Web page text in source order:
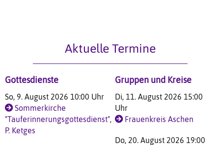
Aktuelle Termine
Gottesdienste
So, 9. August 2026 10:00 Uhr
Sommerkirche
"Tauferinnerungsgottesdienst",
P. Ketges
Gruppen und Kreise
Di, 11. August 2026 15:00
Uhr
Frauenkreis Aschen
Do, 20. August 2026 19:00